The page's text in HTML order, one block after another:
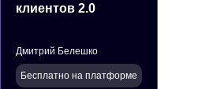
клиентов 2.0
Бесплатно на платформе
Дмитрий Белешко